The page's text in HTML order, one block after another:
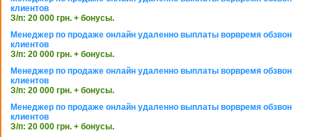
клиентов
З/п: 20 000 грн. + бонусы.
Менеджер по продаже онлайн удаленно выплаты ворвремя обзвон
клиентов
З/п: 20 000 грн. + бонусы.
Менеджер по продаже онлайн удаленно выплаты ворвремя обзвон
клиентов
З/п: 20 000 грн. + бонусы.
Менеджер по продаже онлайн удаленно выплаты ворвремя обзвон
клиентов
З/п: 20 000 грн. + бонусы.